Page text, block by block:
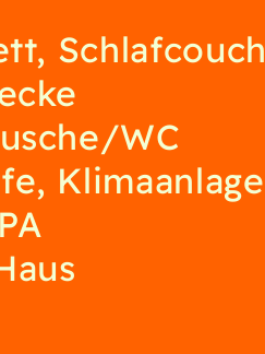
Schlafcouch
WC
Klimaanlage